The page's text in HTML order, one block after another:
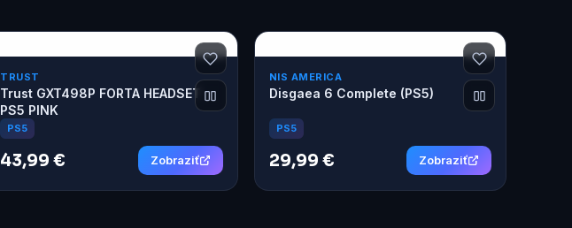
TRUST
Trust GXT498P FORTA HEADSET
PS5 PINK
PS5
43,99 € Zobraziť
NIS AMERICA
Disgaea 6 Complete (PS5)
PS5
29,99 € Zobraziť